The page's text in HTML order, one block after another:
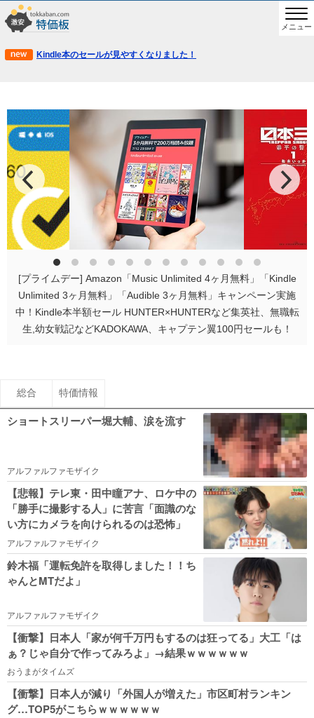
メニュー
Kindle本のセールが見やすくなりました！
[プライムデー] Amazon「Music Unlimited 4ヶ月無料」「Kindle
Unlimited 3ヶ月無料」「Audible 3ヶ月無料」キャンペーン実施
中！Kindle本半額セール HUNTER×HUNTERなど集英社、無職転
生,幼女戦記などKADOKAWA、キャプテン翼100円セールも！
総合 特価情報
ショートスリーパー堀大輔、涙を流す
アルファルファモザイク
【悲報】テレ東・田中瞳アナ、ロケ中の
「勝手に撮影する人」に苦言「面識のな
い方にカメラを向けられるのは恐怖」
アルファルファモザイク
鈴木福「運転免許を取得しました！！ち
ゃんとMTだよ」
アルファルファモザイク
【衝撃】日本人「家が何千万円もするのは狂ってる」大工「は
ぁ？じゃ自分で作ってみろよ」→結果ｗｗｗｗｗｗ
おうまがタイムズ
【衝撃】日本人が減り「外国人が増えた」市区町村ランキン
グ…TOP5がこちらｗｗｗｗｗｗ